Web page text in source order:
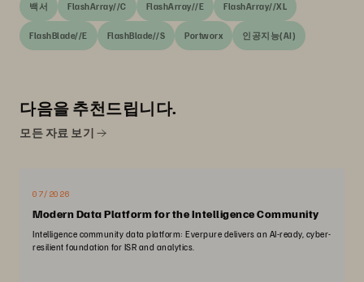
백서 FlashArray//C FlashArray//E FlashArray//XL
FlashBlade//E FlashBlade//S Portworx 인공지능(AI)
다음을 추천드립니다.
모든 자료 보기
07/2026
Modern Data Platform for the Intelligence Community
Intelligence community data platform: Everpure delivers an AI-ready, cyber-
resilient foundation for ISR and analytics.